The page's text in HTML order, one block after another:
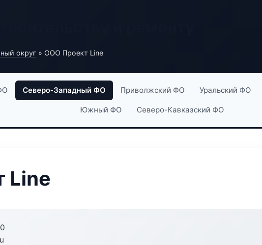
округ » ООО Проект Line
Северо-Западный ФО Приволжский ФО Уральский ФО
Южный ФО Северо-Кавказский ФО
Line